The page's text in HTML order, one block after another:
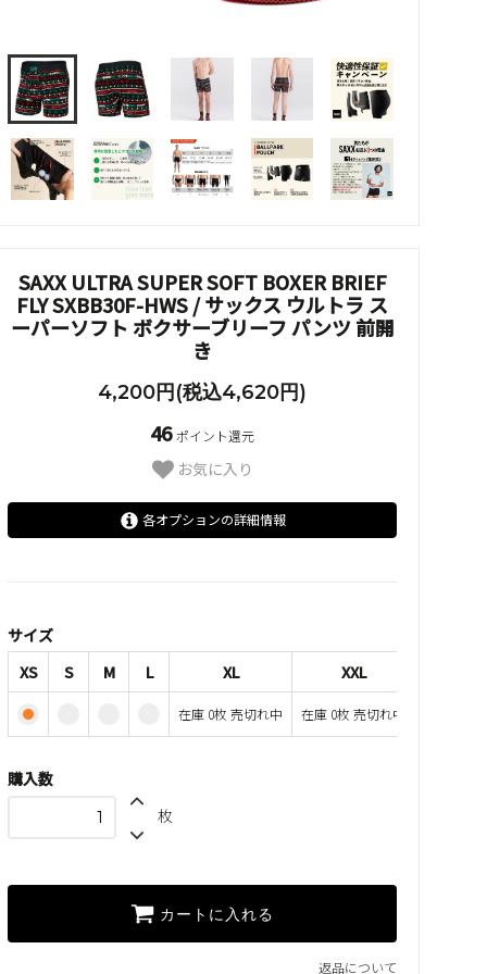
SAXX ULTRA SUPER SOFT BOXER BRIEF
FLY SXBB30F-HWS / サックス ウルトラ ス
ーパーソフト ボクサーブリーフ パンツ 前開
き
4,200円(税込4,620円)
46ポイント還元
お気に入り
各オプションの詳細情報
XL
SOLD OUT
在庫 0枚 売切れ中
サイズ
XS
S M L XL XXL
在庫 0枚 売切れ中 在庫 0枚 売切れ中
購入数
枚
カートに入れる
返品について